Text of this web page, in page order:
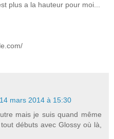
plus a la hauteur pour moi...
14 mars 2014 à 15:30
mais je suis quand même
débuts avec Glossy où là,